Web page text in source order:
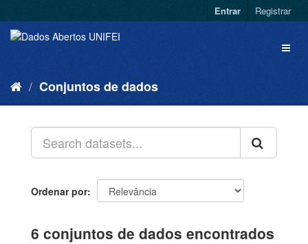
Entrar Registrar
Conjuntos de dados
Ordenar por
6 conjuntos de dados encontrados